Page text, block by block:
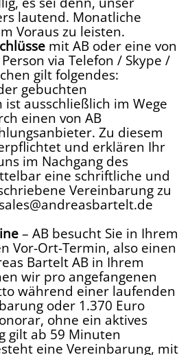
lautend. Monatliche
Voraus zu leisten.
mit AB oder eine von
via Telefon / Skype /
gilt folgendes:
gebuchten
ausschließlich im Wege
einen von AB
Zu diesem
und erklären Ihr
im Nachgang des
eine schriftliche und
Vereinbarung zu
– AB besucht Sie in Ihrem
Vor-Ort-Termin, also einen
Bartelt AB in Ihrem
wir pro angefangenen
während einer laufenden
oder 1.370 Euro
ohne ein aktives
gilt ab 59 Minuten
eine Vereinbarung, mit